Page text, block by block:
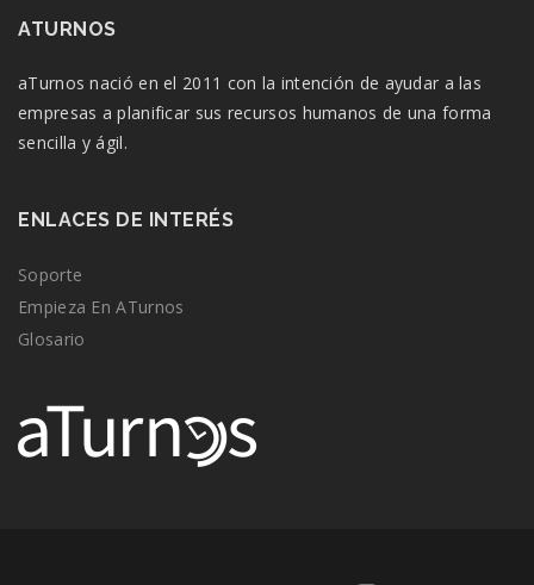
ATURNOS
aTurnos nació en el 2011 con la intención de ayudar a las
empresas a planificar sus recursos humanos de una forma
sencilla y ágil.
ENLACES DE INTERÉS
Soporte
Empieza En ATurnos
Glosario